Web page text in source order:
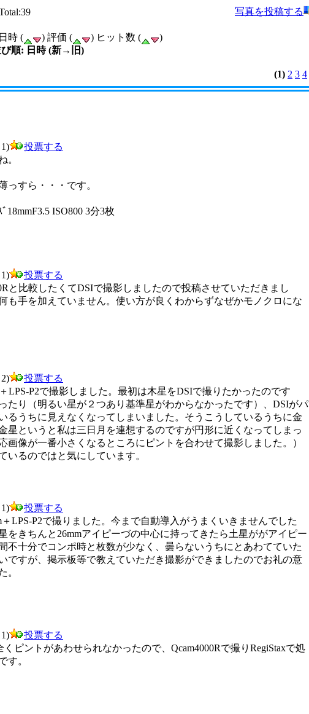
写真を投稿する
時 ( ) 評価 ( ) ヒット数 (
)
順: 日時 (新→旧)
(1) 2 3 4
投票する
。
っすら・・・です。
18mmF3.5 ISO800 3分3枚
投票する
と比較したくてDSIで撮影しましたので投稿させていただきまし
も手を加えていません。使い方が良くわからずなぜかモノクロにな
投票する
LPS-P2で撮影しました。最初は木星をDSIで撮りたかったのです
たり（明るい星が２つあり基準星がわからなかったです）、DSIがパ
るうちに見えなくなってしまいました。そうこうしているうちに金
星というと私は三日月を連想するのですが円形に近くなってしまっ
画像が一番小さくなるところにピントを合わせて撮影しました。）
いるのではと気にしています。
投票する
LPS-P2で撮りました。今まで自動導入がうまくいきませんでした
をきちんと26mmアイピーづの中心に持ってきたら土星ががアイピー
不十分でコンポ時と枚数が少なく、曇らないうちにとあわてていた
ですが、掲示板等で教えていただき撮影ができましたのでお礼の意
。
投票する
ピントがあわせられなかったので、Qcam4000Rで撮りRegiStaxで処
す。